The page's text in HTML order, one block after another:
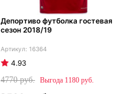
Депортиво футболка гостевая
сезон 2018/19
16364
4.93
4770
1180